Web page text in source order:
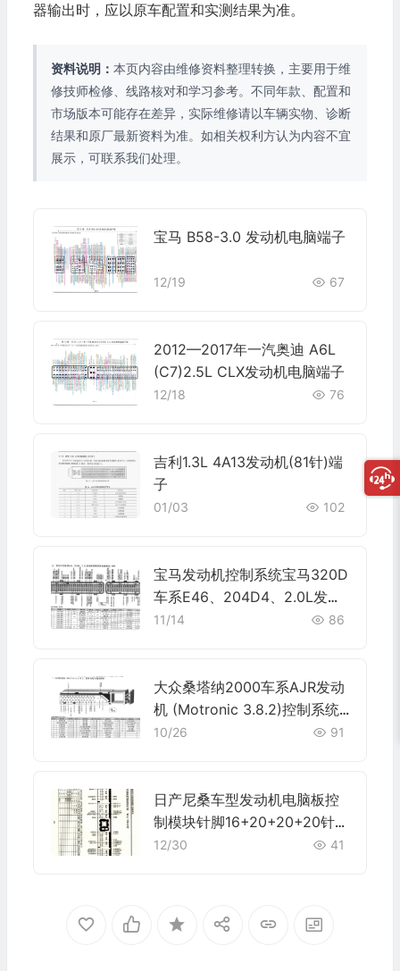
器输出时，应以原车配置和实测结果为准。
资料说明： 本页内容由维修资料整理转换，主要用于维
修技师检修、线路核对和学习参考。不同年款、配置和
市场版本可能存在差异，实际维修请以车辆实物、诊断
结果和原厂最新资料为准。如相关权利方认为内容不宜
展示，可联系我们处理。
宝马 B58-3.0 发动机电脑端子
12/19 67
2012—2017年一汽奥迪 A6L
(C7)2.5L CLX发动机电脑端子
12/18 76
吉利1.3L 4A13发动机(81针)端
子
01/03 102
宝马发动机控制系统宝马320D
车系E46、204D4、2.0L发动
机控制系统电脑板96+58针端
11/14 86
大众桑塔纳2000车系AJR发动
机 (Motronic 3.8.2)控制系统
电脑板80针端子
10/26 91
日产尼桑车型发动机电脑板控
制模块针脚16+20+20+20针
端子图
12/30 41